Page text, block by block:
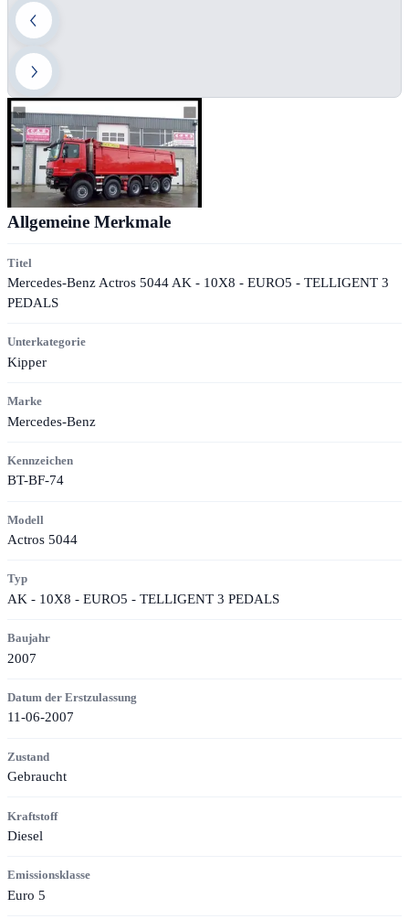
Allgemeine Merkmale
Titel
Mercedes-Benz Actros 5044 AK - 10X8 - EURO5 - TELLIGENT 3
PEDALS
Unterkategorie
Kipper
Marke
Mercedes-Benz
Kennzeichen
BT-BF-74
Modell
Actros 5044
Typ
AK - 10X8 - EURO5 - TELLIGENT 3 PEDALS
Baujahr
2007
Datum der Erstzulassung
11-06-2007
Zustand
Gebraucht
Kraftstoff
Diesel
Emissionsklasse
Euro 5